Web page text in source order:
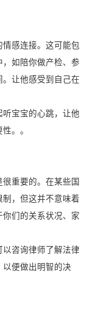
感连接。这可能包
如陪你做产检、参
让他感受到自己在
宝宝的心跳，让他
。。
重要的。在某些国
，但这并不意味着
们的关系状况、家
咨询律师了解法律
以便做出明智的决